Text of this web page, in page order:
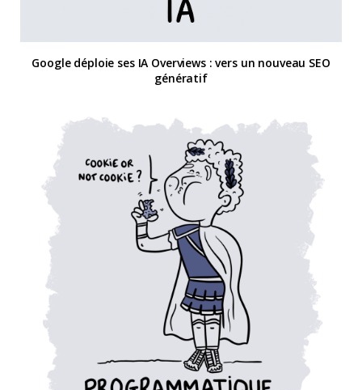
Google déploie ses IA Overviews : vers un nouveau SEO
génératif